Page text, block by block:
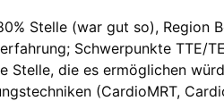
Stelle (war gut so), Region
Schwerpunkte TTE/
Stelle, die es ermöglichen
(CardioMRT,